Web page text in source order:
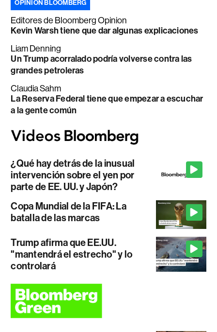
OPINIÓN BLOOMBERG
Editores de Bloomberg Opinion
Kevin Warsh tiene que dar algunas explicaciones
Liam Denning
Un Trump acorralado podría volverse contra las
grandes petroleras
Claudia Sahm
La Reserva Federal tiene que empezar a escuchar
a la gente común
¿Qué hay detrás de la inusual
intervención sobre el yen por
parte de EE. UU. y Japón?
Copa Mundial de la FIFA: La
batalla de las marcas
Trump afirma que EE.UU.
"mantendrá el estrecho" y lo
controlará